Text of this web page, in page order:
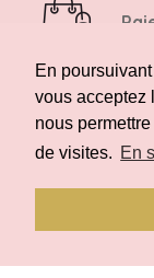
En
vous acceptez
nous
de visites. En